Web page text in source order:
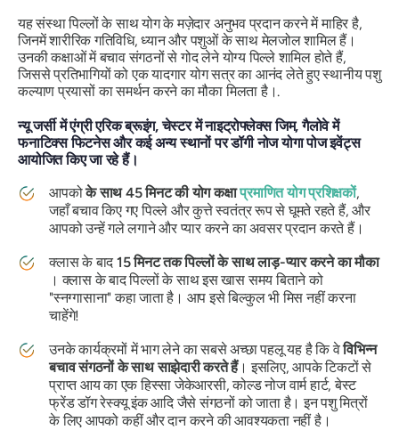
यह संस्था पिल्लों के साथ योग के मज़ेदार अनुभव प्रदान करने में माहिर है,
जिनमें शारीरिक गतिविधि, ध्यान और पशुओं के साथ मेलजोल शामिल हैं।
उनकी कक्षाओं में बचाव संगठनों से गोद लेने योग्य पिल्ले शामिल होते हैं,
जिससे प्रतिभागियों को एक यादगार योग सत्र का आनंद लेते हुए स्थानीय पशु
कल्याण प्रयासों का समर्थन करने का मौका मिलता है।.
न्यू जर्सी में एंग्री एरिक ब्रूइंग, चेस्टर में नाइट्रोफ्लेक्स जिम, गैलोवे में
फनाटिक्स फिटनेस और कई अन्य स्थानों पर डॉगी नोज योगा पोज इवेंट्स
आयोजित किए जा रहे हैं।
आपकोके साथ 45 मिनट की योग कक्षाप्रमाणित योग प्रशिक्षकों,
जहाँ बचाव किए गए पिल्ले और कुत्ते स्वतंत्र रूप से घूमते रहते हैं, और
आपको उन्हें गले लगाने और प्यार करने का अवसर प्रदान करते हैं।
क्लास के बाद15 मिनट तक पिल्लों के साथ लाड़-प्यार करने का मौका
। क्लास के बाद पिल्लों के साथ इस खास समय बिताने को
"स्नग्गासाना" कहा जाता है। आप इसे बिल्कुल भी मिस नहीं करना
चाहेंगे!
उनके कार्यक्रमों में भाग लेने का सबसे अच्छा पहलू यह है कि वेविभिन्न
बचाव संगठनों के साथ साझेदारी करते हैं। इसलिए, आपके टिकटों से
प्राप्त आय का एक हिस्सा जेकेआरसी, कोल्ड नोज वार्म हार्ट, बेस्ट
फ्रेंड डॉग रेस्क्यू इंक आदि जैसे संगठनों को जाता है। इन पशु मित्रों
के लिए आपको कहीं और दान करने की आवश्यकता नहीं है।